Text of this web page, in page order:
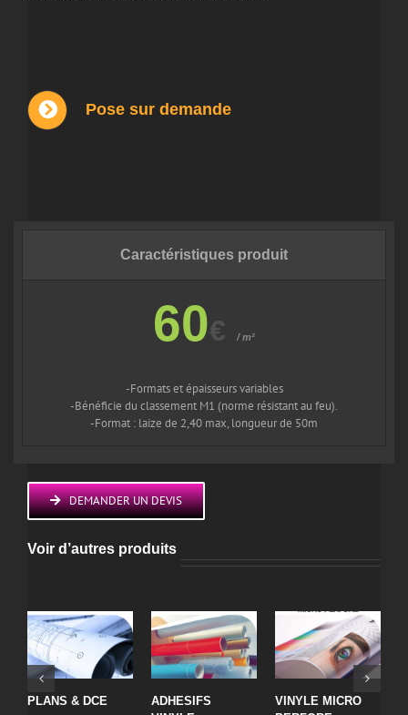
Pose sur demande
Caractéristiques produit
60€ / m²
-Formats et épaisseurs variables
-Bénéficie du classement M1 (norme résistant au feu).
-Format : laize de 2,40 max, longueur de 50m
DEMANDER UN DEVIS
Voir d’autres produits
PLANS & DCE
ADHESIFS
VINYLE MICRO